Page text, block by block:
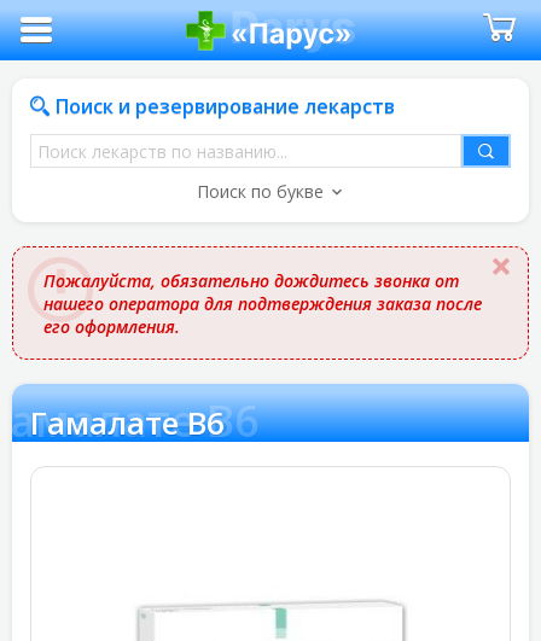
Поиск и резервирование лекарств
Поиск
лекарств
названию
Поиск по букве
Пожалуйста, обязательно дождитесь звонка от
нашего оператора для подтверждения заказа после
его оформления.
В6
Гамалате В6